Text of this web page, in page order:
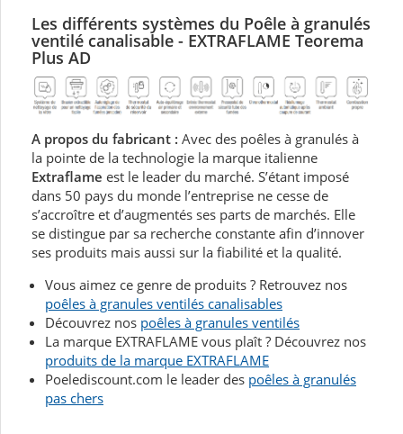
Les différents systèmes du Poêle à granulés
ventilé canalisable - EXTRAFLAME Teorema
Plus AD
A propos du fabricant : Avec des poêles à granulés à
la pointe de la technologie la marque italienne
Extraflame est le leader du marché. S’étant imposé
dans 50 pays du monde l’entreprise ne cesse de
s’accroître et d’augmentés ses parts de marchés. Elle
se distingue par sa recherche constante afin d’innover
ses produits mais aussi sur la fiabilité et la qualité.
Vous aimez ce genre de produits ? Retrouvez nos
poêles à granules ventilés canalisables
Découvrez nos poêles à granules ventilés
La marque EXTRAFLAME vous plaît ? Découvrez nos
produits de la marque EXTRAFLAME
Poelediscount.com le leader des poêles à granulés
pas chers